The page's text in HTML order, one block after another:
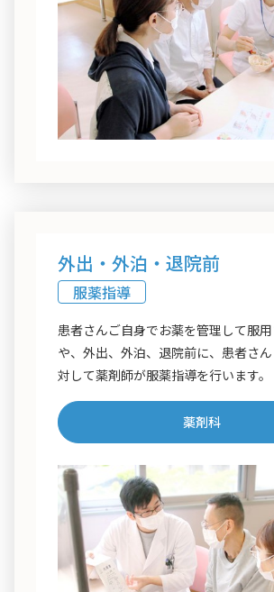
外出・外泊・退院前
服薬指導
患者さんご自身でお薬を管理して服
や、外出、外泊、退院前に、患者さ
対して薬剤師が服薬指導を行います。
薬剤科